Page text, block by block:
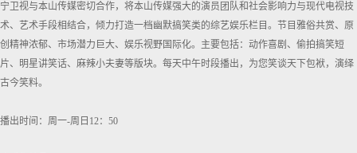
宁卫视与本山传媒密切合作，将本山传媒强大的演员团队和社会影响力与现代电视技
术、艺术手段相结合，倾力打造一档幽默搞笑类的综艺娱乐栏目。节目雅俗共赏、原
创精神浓郁、市场潜力巨大、娱乐视野国际化。主要包括：动作喜剧、偷拍搞笑短
片、明星讲笑话、麻辣小夫妻等版块。每天中午时段播出，为您笑谈天下包袱，演绎
古今笑料。
播出时间：周一-周日12：50